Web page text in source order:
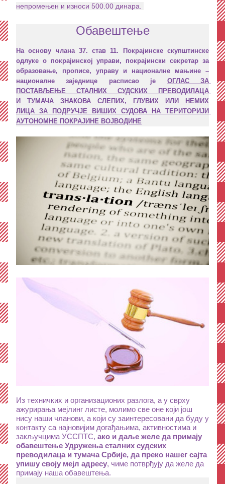
непромењен и износи 500.00 динара.
Обавештење
На основу члана 37. став 11. Покрајинскe скупштинскe
одлукe о покрајинској управи, покрајински секретар за
образовање, прописе, управу и националне мањине –
националне заједнице расписао је ОГЛАС ЗА
ПОСТАВЉЕЊЕ СТАЛНИХ СУДСКИХ ПРЕВОДИЛАЦА
И ТУМАЧА ЗНАКОВА СЛЕПИХ, ГЛУВИХ ИЛИ НЕМИХ
ЛИЦА ЗА ПОДРУЧЈЕ ВИШИХ СУДОВА НА ТЕРИТОРИЈИ
АУТОНОМНЕ ПОКРАЈИНЕ ВОЈВОДИНЕ
Из техничких и организационих разлога, а у сврху
ажурирања мејлинг листе, молимо све оне који још
нису наши чланови, а који су заинтересовани да буду у
контакту са најновијим догађањима, активностима и
закључцима УССПТС, ако и даље желе да примају
обавештење Удружења сталних судских
преводилаца и тумача Србије, да преко нашег сајта
упишу своју мејл адресу, чиме потврђују да желе да
примају наша обавештења.